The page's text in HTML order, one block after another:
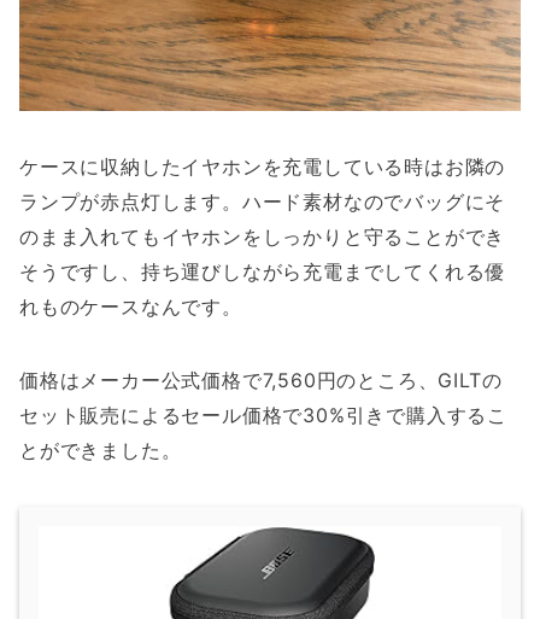
ケースに収納したイヤホンを充電している時はお隣の
ランプが赤点灯します。ハード素材なのでバッグにそ
のまま入れてもイヤホンをしっかりと守ることができ
そうですし、持ち運びしながら充電までしてくれる優
れものケースなんです。
価格はメーカー公式価格で7,560円のところ、GILTの
セット販売によるセール価格で30%引きで購入するこ
とができました。